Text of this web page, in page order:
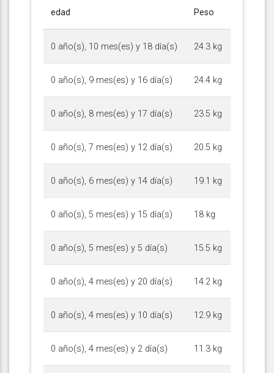
edad Peso
0 año(s), 10 mes(es) y 18 día(s) 24.3 kg
0 año(s), 9 mes(es) y 16 día(s) 24.4 kg
0 año(s), 8 mes(es) y 17 día(s) 23.5 kg
0 año(s), 7 mes(es) y 12 día(s) 20.5 kg
0 año(s), 6 mes(es) y 14 día(s) 19.1 kg
0 año(s), 5 mes(es) y 15 día(s) 18 kg
0 año(s), 5 mes(es) y 5 día(s) 15.5 kg
0 año(s), 4 mes(es) y 20 día(s) 14.2 kg
0 año(s), 4 mes(es) y 10 día(s) 12.9 kg
0 año(s), 4 mes(es) y 2 día(s) 11.3 kg